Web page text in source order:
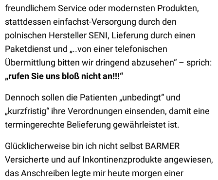
freundlichem Service oder modernsten Produkten,
stattdessen einfachst-Versorgung durch den
polnischen Hersteller SENI, Lieferung durch einen
Paketdienst und „..von einer telefonischen
Übermittlung bitten wir dringend abzusehen“ – sprich:
„rufen Sie uns bloß nicht an!!!“
Dennoch sollen die Patienten „unbedingt“ und
„kurzfristig“ ihre Verordnungen einsenden, damit eine
termingerechte Belieferung gewährleistet ist.
Glücklicherweise bin ich nicht selbst BARMER
Versicherte und auf Inkontinenzprodukte angewiesen,
das Anschreiben legte mir heute morgen einer